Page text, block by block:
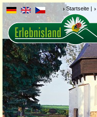
Startseite |